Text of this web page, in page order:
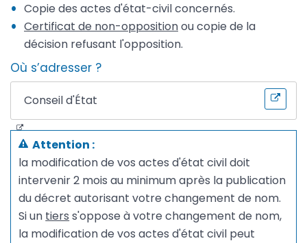
Copie des actes d'état-civil concernés.
Certificat de non-oppositionou copie de la
décision refusant l'opposition.
Où s’adresser ?
Conseil d'État
Attention :
la modification de vos actes d'état civil doit
intervenir 2 mois au minimum après la publication
du décret autorisant votre changement de nom.
Si un tiers s'oppose à votre changement de nom,
la modification de vos actes d'état civil peut